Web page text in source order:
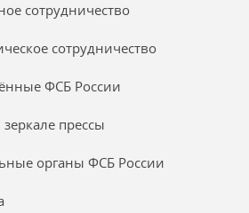
сотрудничество
сотрудничество
ФСБ России
прессы
органы ФСБ России